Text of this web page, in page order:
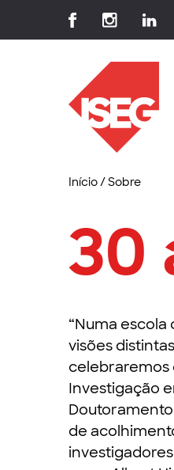
Início/Sobre
30
“Numa
visões
celebraremos
Investigação
de